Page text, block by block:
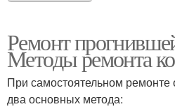
Ремонт
Методы ремонта
При самостоятельном ремонте
два основных метода: